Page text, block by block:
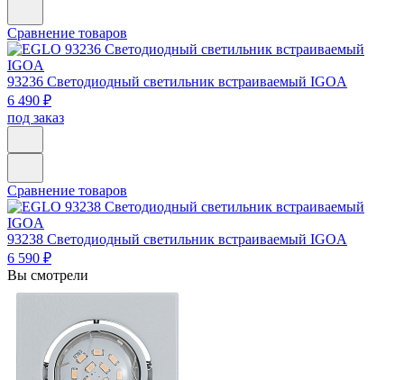
Сравнение товаров
93236 Светодиодный светильник встраиваемый IGOA
6 490 ₽
под заказ
Сравнение товаров
93238 Светодиодный светильник встраиваемый IGOA
6 590 ₽
Вы смотрели